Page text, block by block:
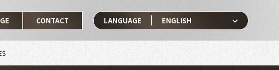
CONTACT LANGUAGE ENGLISH